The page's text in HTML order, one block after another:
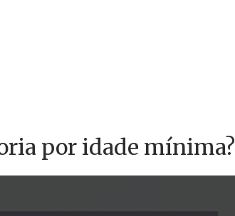
por idade mínima?